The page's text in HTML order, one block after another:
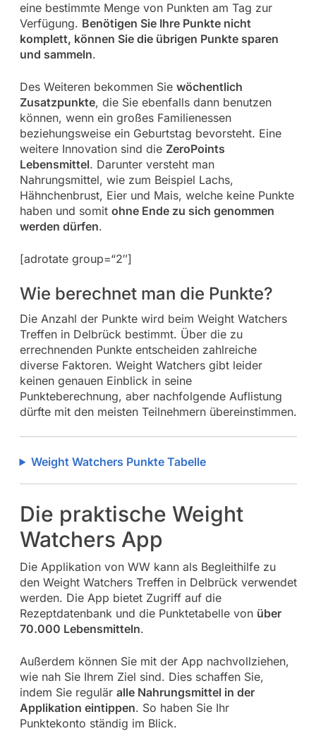
eine bestimmte Menge von Punkten am Tag zur
Verfügung. Benötigen Sie Ihre Punkte nicht
komplett, können Sie die übrigen Punkte sparen
und sammeln.
Des Weiteren bekommen Sie wöchentlich
Zusatzpunkte, die Sie ebenfalls dann benutzen
können, wenn ein großes Familienessen
beziehungsweise ein Geburtstag bevorsteht. Eine
weitere Innovation sind die ZeroPoints
Lebensmittel. Darunter versteht man
Nahrungsmittel, wie zum Beispiel Lachs,
Hähnchenbrust, Eier und Mais, welche keine Punkte
haben und somit ohne Ende zu sich genommen
werden dürfen.
[adrotate group=“2″]
Wie berechnet man die Punkte?
Die Anzahl der Punkte wird beim Weight Watchers
Treffen in Delbrück bestimmt. Über die zu
errechnenden Punkte entscheiden zahlreiche
diverse Faktoren. Weight Watchers gibt leider
keinen genauen Einblick in seine
Punkteberechnung, aber nachfolgende Auflistung
dürfte mit den meisten Teilnehmern übereinstimmen.
Weight Watchers Punkte Tabelle
Die praktische Weight
Watchers App
Die Applikation von WW kann als Begleithilfe zu
den Weight Watchers Treffen in Delbrück verwendet
werden. Die App bietet Zugriff auf die
Rezeptdatenbank und die Punktetabelle von über
70.000 Lebensmitteln.
Außerdem können Sie mit der App nachvollziehen,
wie nah Sie Ihrem Ziel sind. Dies schaffen Sie,
indem Sie regulär alle Nahrungsmittel in der
Applikation eintippen. So haben Sie Ihr
Punktekonto ständig im Blick.